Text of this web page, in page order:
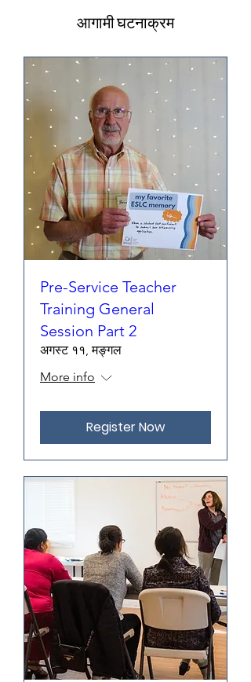
आगामी घटनाक्रम
Pre-Service Teacher
Training General
Session Part 2
अगस्ट ११, मङ्गल
More info
Register Now